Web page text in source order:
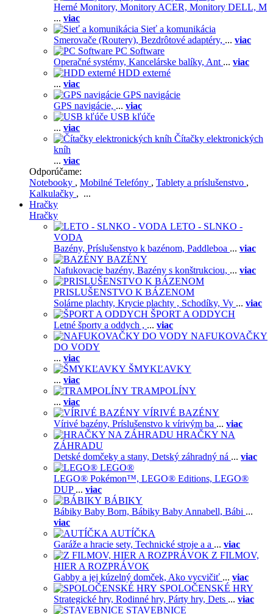
Herné Monitory, Monitory ACER, Monitory DELL, M
... viac
Sieť a komunikácia
Smerovače (Routery), Bezdrôtové adaptéry, ... viac
PC Software
Operačné systémy, Kancelárske balíky, Ant ... viac
HDD externé
... viac
GPS navigácie
GPS navigácie, ... viac
USB kľúče
... viac
Čítačky elektronických
kníh
... viac
Odporúčame:
Notebooky , Mobilné Telefóny , Tablety a príslušenstvo ,
Kalkulačky , ...
Hračky
Hračky
LETO - SLNKO -
VODA
Bazény, Príslušenstvo k bazénom, Paddleboa ... viac
BAZÉNY
Nafukovacie bazény, Bazény s konštrukciou, ... viac
PRISLUŠENSTVO K BÁZENOM
Solárne plachty, Krycie plachty , Schodíky, Vy ... viac
ŠPORT A ODDYCH
Letné športy a oddych , ... viac
NAFUKOVAČKY
DO VODY
... viac
ŠMYKĽAVKY
... viac
TRAMPOLÍNY
... viac
VÍRIVÉ BAZÉNY
Vírivé bazény, Príslušenstvo k vírivým ba ... viac
HRAČKY NA
ZÁHRADU
Detské domčeky a stany, Detský záhradný ná ... viac
LEGO®
LEGO® Pokémon™, LEGO® Editions, LEGO®
DUP ... viac
BÁBIKY
Bábiky Baby Born, Bábiky Baby Annabell, Bábi ...
viac
AUTÍČKA
Garáže a hracie sety, Technické stroje a a ... viac
Z FILMOV,
HIER A ROZPRÁVOK
Gabby a jej kúzelný domček, Ako vycvičiť ... viac
SPOLOČENSKÉ HRY
Strategické hry, Rodinné hry, Párty hry, Dets ... viac
STAVEBNICE